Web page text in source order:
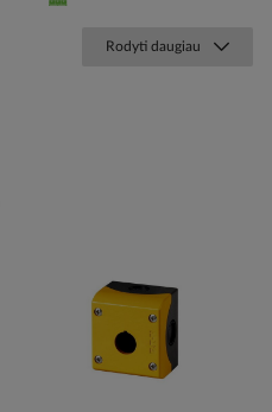
Rodyti daugiau